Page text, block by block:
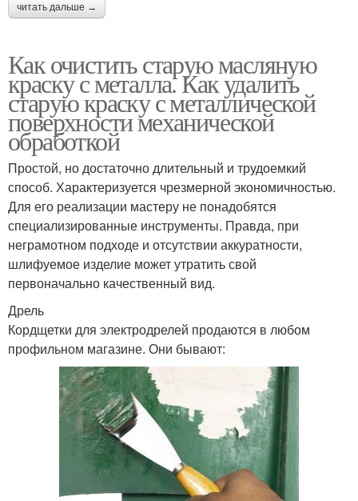
читать дальше →
Как очистить старую масляную
краску с металла. Как удалить
старую краску с металлической
поверхности механической
обработкой
Простой, но достаточно длительный и трудоемкий
способ. Характеризуется чрезмерной экономичностью.
Для его реализации мастеру не понадобятся
специализированные инструменты. Правда, при
неграмотном подходе и отсутствии аккуратности,
шлифуемое изделие может утратить свой
первоначально качественный вид.
Дрель
Кордщетки для электродрелей продаются в любом
профильном магазине. Они бывают: